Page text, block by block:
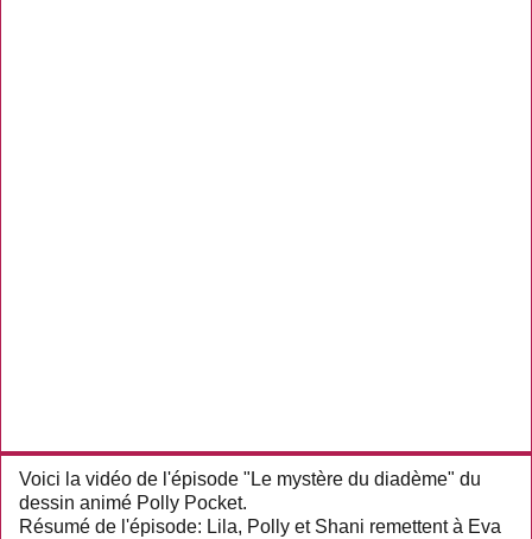
Voici la vidéo de l'épisode "Le mystère du diadème" du
dessin animé Polly Pocket.
Résumé de l'épisode: Lila, Polly et Shani remettent à Eva